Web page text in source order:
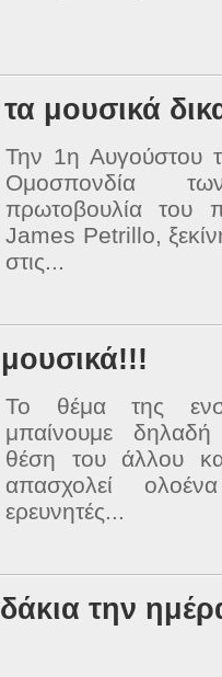
μουσικά
Την 1η Αυγούστου
Ομοσπονδία
πρωτοβουλία του
James Petrillo,
στις...
Το θέμα της
μπαίνουμε δηλαδή
θέση του άλλου
απασχολεί
ερευνητές...
την